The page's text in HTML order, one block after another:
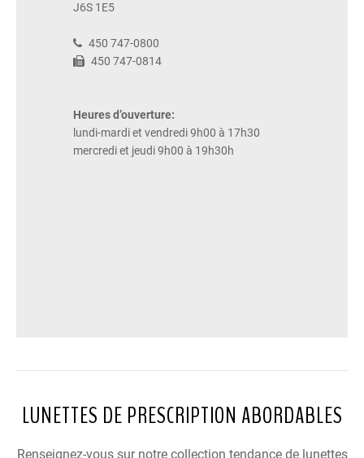
J6S 1E5
450 747-0800
450 747-0814
Heures d’ouverture:
lundi-mardi et vendredi 9h00 à 17h30
mercredi et jeudi 9h00 à 19h30h
LUNETTES DE PRESCRIPTION ABORDABLES
Renseignez-vous sur notre collection tendance de lunettes